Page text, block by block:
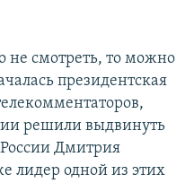
не смотреть, то можно
президентская
решили выдвинуть
Дмитрия
лидер одной из этих